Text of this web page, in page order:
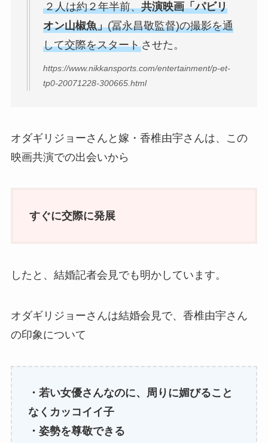
２人は約２年半前、共演映画「パビリ
オン山椒魚」(冨永昌敬監督)の撮影を通
して交際をスタートさせた。
https://www.nikkansports.com/entertainment/p-et-
tp0-20071228-300665.html
オダギリジョーさんと嫁・香椎由宇さんは、この
映画共演での出会いから
すぐに交際に発展
したと、結婚記者会見でも明かしています。
オダギリジョーさんは結婚会見で、香椎由宇さん
の印象について
・若い女優さんなのに、周りに媚びること
なくカッコイイ子
・姿勢を尊敬できる